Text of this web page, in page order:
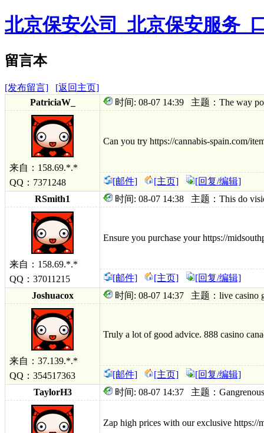
北京保安公司_北京保安服务_
留言本
[发布留言]
[返回主页]
PatriciaW_
时间: 08-07 14:39 主题：The way
来自：158.69.*.*
QQ：7371248
Can you try https://cannabis-spain.com/
[邮件] [主页]
[回复/编辑]
RSmith1
时间: 08-07 14:38 主题：This do
来自：158.69.*.*
QQ：37011215
Ensure you purchase your https://
[邮件] [主页]
[回复/编辑]
Joshuacox
时间: 08-07 14:37 主题：live casino
来自：37.139.*.*
QQ：354517363
Truly a lot of good advice. 888 casino
[邮件] [主页]
[回复/编辑]
TaylorH3
时间: 08-07 14:37 主题：
Zap high prices with our exclusive